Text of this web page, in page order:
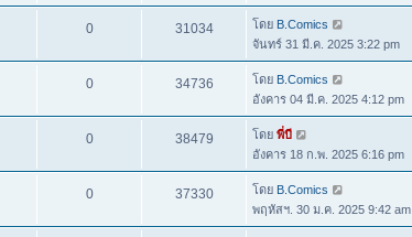
0 31034 โดย B.Comics
จันทร์ 31 มี.ค. 2025 3:22 pm
0 34736 โดย B.Comics
อังคาร 04 มี.ค. 2025 4:12 pm
0 38479 โดย พี่บี
อังคาร 18 ก.พ. 2025 6:16 pm
0 37330 โดย B.Comics
พฤหัสฯ. 30 ม.ค. 2025 9:42 am